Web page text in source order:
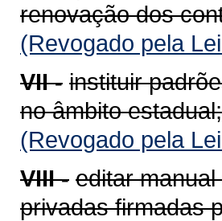
renovação dos
(Revogado pela
VII - instituir
no âmbito estadual;
(Revogado pela
VIII - editar
privadas firmadas